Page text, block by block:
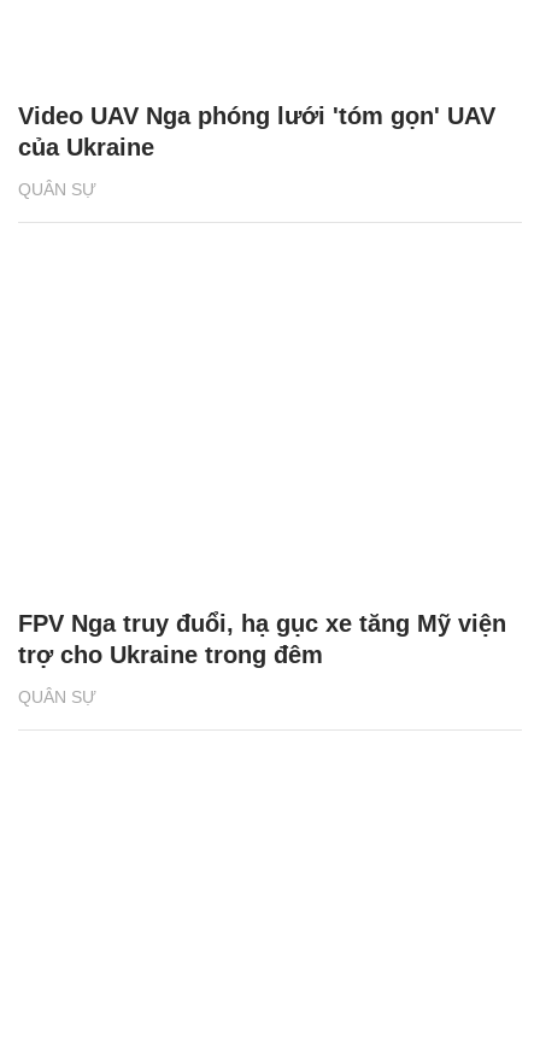
QUÂN SỰ
Video UAV Nga phóng lưới 'tóm gọn' UAV
của Ukraine
QUÂN SỰ
FPV Nga truy đuổi, hạ gục xe tăng Mỹ viện
trợ cho Ukraine trong đêm